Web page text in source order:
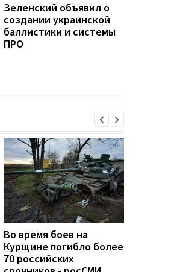
Зеленский объявил о
создании украинской
баллистики и системы
ПРО
Во время боев на
Курщине погибло более
70 российских